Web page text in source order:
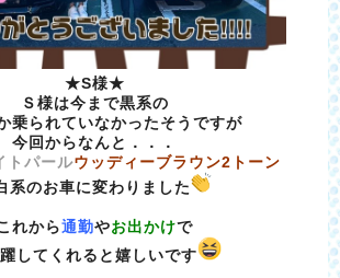
★S様★
Ｓ様は今まで黒系の
乗られていなかったそうですが
今回からなんと．．．
トパールウッディーブラウン2トーン
系のお車に変わりました
れから通勤やお出かけで
してくれると嬉しいです